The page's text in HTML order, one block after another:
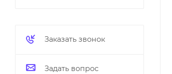
Заказать звонок
Задать вопрос